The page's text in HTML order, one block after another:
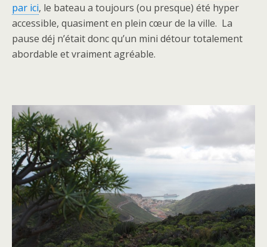
par ici, le bateau a toujours (ou presque) été hyper
accessible, quasiment en plein cœur de la ville. La
pause déj n’était donc qu’un mini détour totalement
abordable et vraiment agréable.